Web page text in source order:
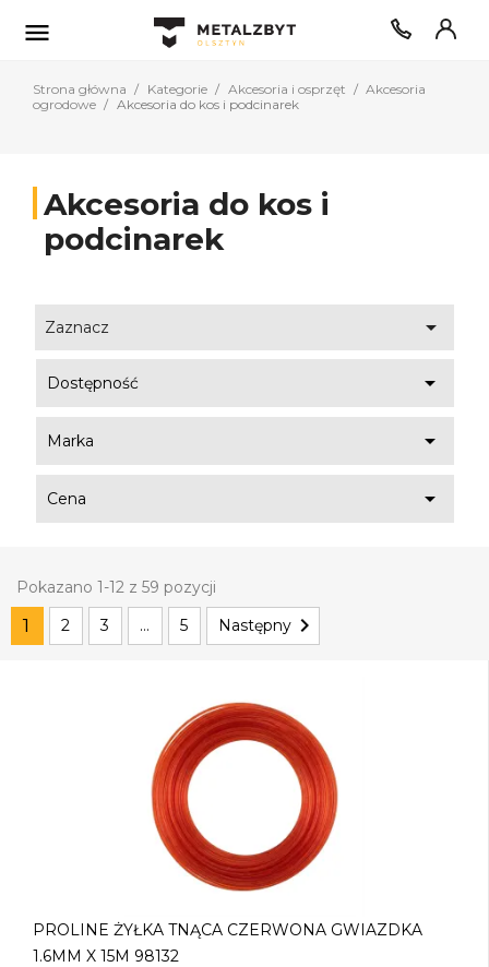

Strona główna Kategorie Akcesoria i osprzęt
Akcesoria
ogrodowe
Akcesoria do kos i podcinarek
Akcesoria do kos i
podcinarek
Zaznacz 
Dostępność 
Marka 
Cena 
Pokazano 1-12 z 59 pozycji
1 2 3 … 5 Następny 
PROLINE ŻYŁKA TNĄCA CZERWONA GWIAZDKA
1.6MM X 15M 98132